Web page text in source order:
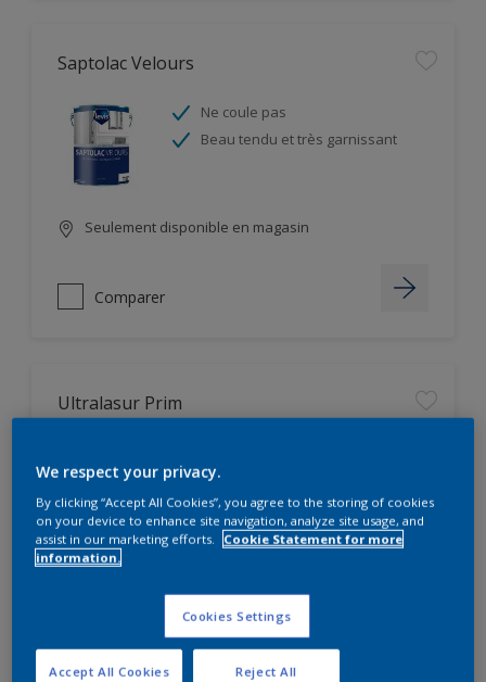
Saptolac Velours
Ne coule pas
Beau tendu et très garnissant
Seulement disponible en magasin
Comparer
Ultralasur Prim
Ne coule pas
Seulement disponible en magasin
Comparer
We respect your privacy.
By clicking “Accept All Cookies”, you agree to the storing of cookies
on your device to enhance site navigation, analyze site usage, and
assist in our marketing efforts.
Cookie Statement for more
information.
Cookies Settings
Reject All
Accept All Cookies